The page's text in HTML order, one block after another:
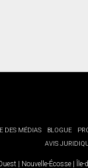
DES MÉDIAS BLOGUE
AVIS
| Nouvelle-Écosse | Île-